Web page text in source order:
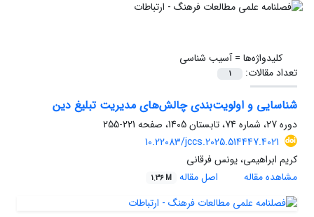
کلیدواژه‌ها =آسیب شناسی
تعداد مقالات:
1
شناسایی و اولویت‌بندی چالش‌های مدیریت تبلیغ دین
دوره 27، شماره 74، تابستان 1405، صفحه
221-255
10.22083/jccs.2025.514447.4021
کریم ابراهیمی، یونس فرقانی
مشاهده مقاله
اصل مقاله 1.36 M